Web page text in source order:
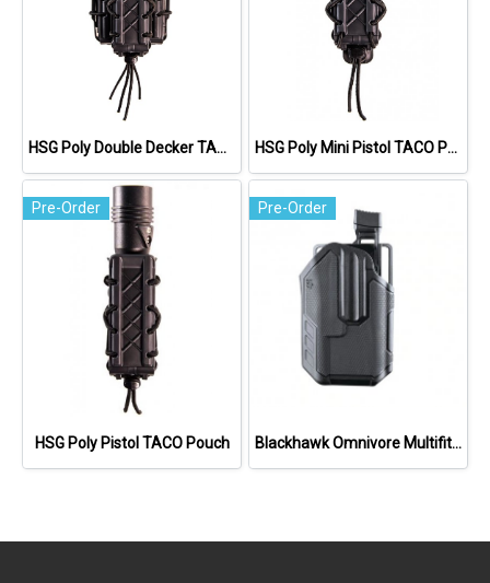
HSG Poly Double Decker TACO Rifle Pouch HSG Poly Mini Pistol TACO Pouch
Pre-Order
HSG Poly Pistol TACO Pouch
Pre-Order
Blackhawk Omnivore Multifit Holsters